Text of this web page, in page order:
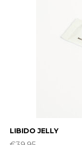
LIBIDO JELLY